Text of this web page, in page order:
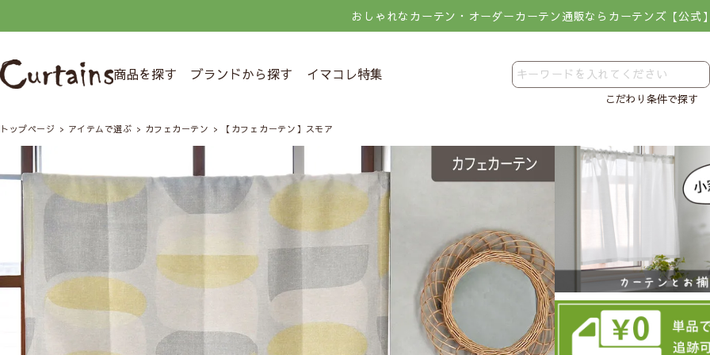
おしゃれなカーテン・オーダーカーテン通販ならカーテンズ【公式
商品を探す ブランドから探す イマコレ特集
こだわり条件で探す
トップページ アイテムで選ぶ カフェカーテン 【カフェカーテン】スモア